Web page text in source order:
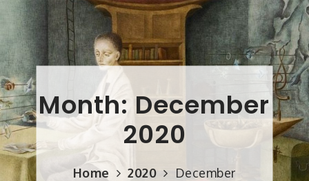
Month: December
2020
Home 2020 December